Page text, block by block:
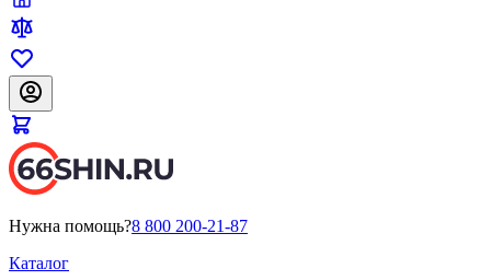
Нужна помощь?8 800 200-21-87
Каталог